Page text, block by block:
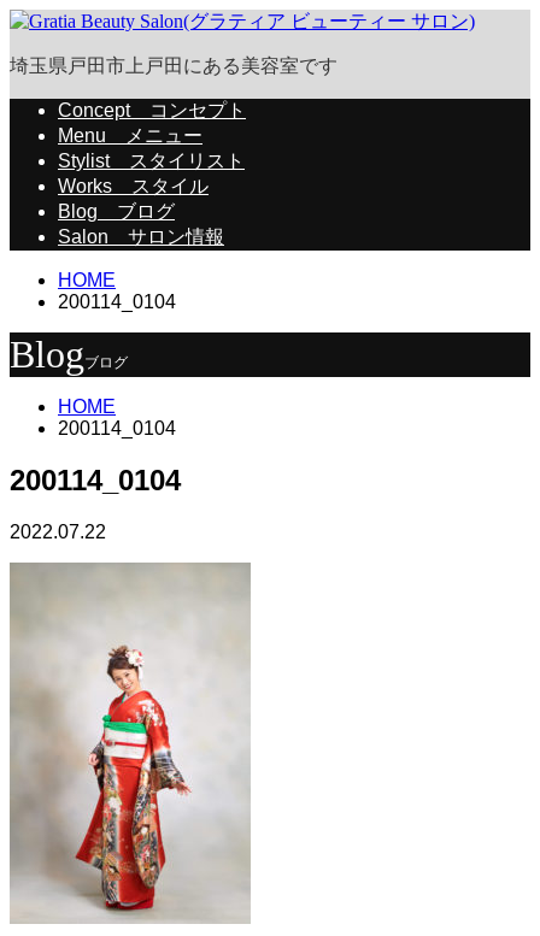
埼玉県戸田市上戸田にある美容室です
Concept
コンセプト
Menu
メニュー
Stylist
スタイリスト
Works
スタイル
Blog ブログ
Salon サロン情報
HOME
200114_0104
Blogブログ
HOME
200114_0104
200114_0104
2022.07.22